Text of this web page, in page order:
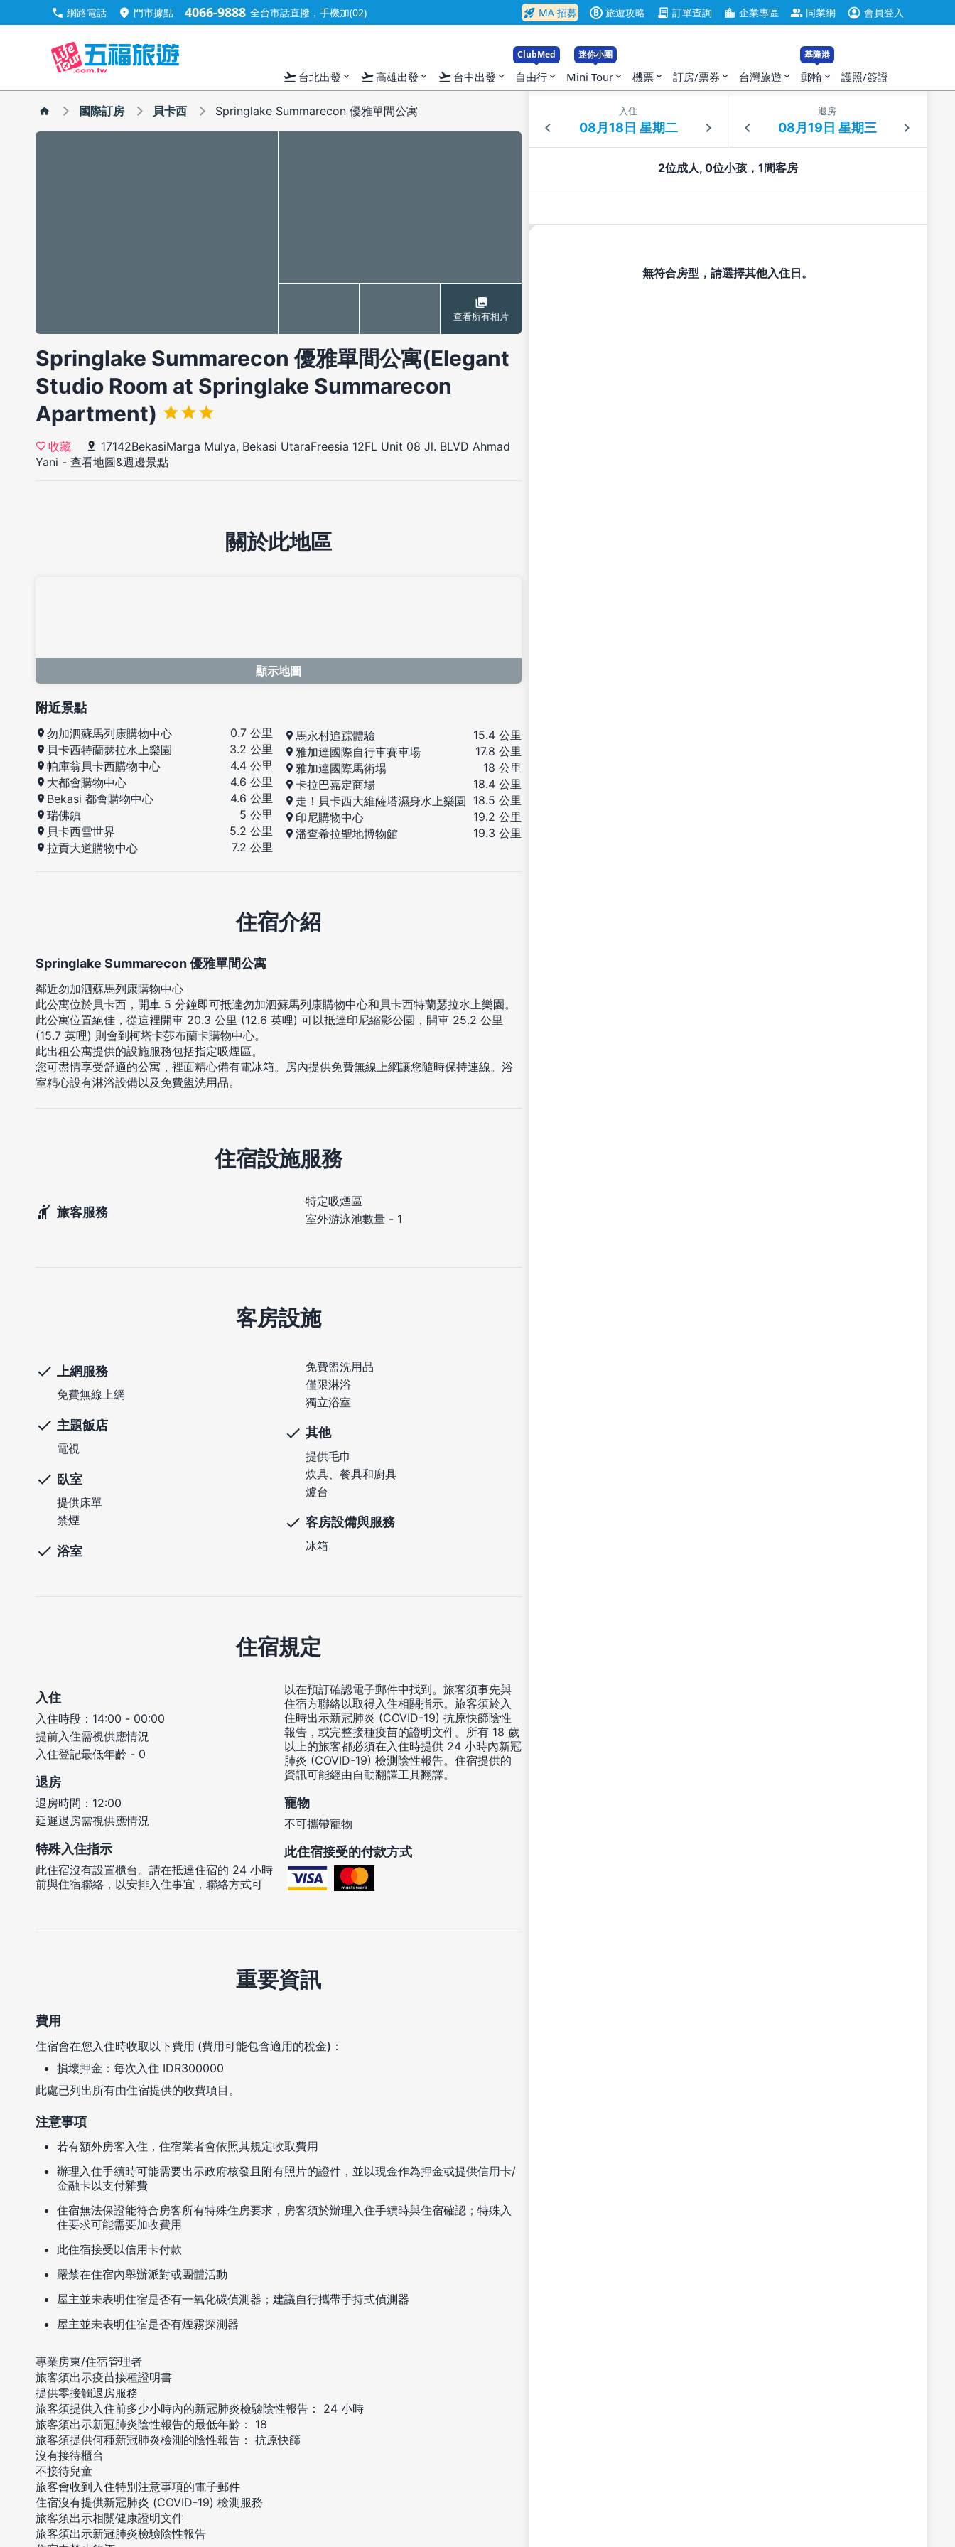
call 網路電話 location_on 門市據點 4066-9888 全台市話直撥，手機加(02) rocket_launch MA 招募 B 旅遊攻略 contract 訂單查詢 location_city 企業專區 group 同業網 account_circle 會員登入
flight_takeoff 台北出發 expand_more flight_takeoff高雄出發 expand_more flight_takeoff 台中出發 expand_more
ClubMed
自由行 expand_more
迷你小團
Mini Tour expand_more 機票 expand_more 訂房/票券 expand_more 台灣旅遊 expand_more
基隆港
郵輪 expand_more 護照/簽證
國際訂房 貝卡西 Springlake Summarecon 優雅單間公寓
查看所有相片
Springlake Summarecon 優雅單間公寓(Elegant
Studio Room at Springlake Summarecon
Apartment)
收藏
17142BekasiMarga Mulya, Bekasi UtaraFreesia 12FL Unit 08 Jl. BLVD Ahmad
Yani - 查看地圖&週邊景點
入住 退房
2位成人, 0位小孩，1間客房
無符合房型，請選擇其他入住日。
關於此地區
顯示地圖
附近景點
勿加泗蘇馬列康購物中心
0.7 公里
貝卡西特蘭瑟拉水上樂園
3.2 公里
帕庫翁貝卡西購物中心
4.4 公里
大都會購物中心
4.6 公里
Bekasi 都會購物中心
4.6 公里
瑞佛鎮
5 公里
貝卡西雪世界
5.2 公里
拉貢大道購物中心
7.2 公里
馬永村追踪體驗
15.4 公里
雅加達國際自行車賽車場
17.8 公里
雅加達國際馬術場
18 公里
卡拉巴嘉定商場
18.4 公里
走！貝卡西大維薩塔濕身水上樂園 18.5 公里
印尼購物中心
19.2 公里
潘查希拉聖地博物館
19.3 公里
住宿介紹
Springlake Summarecon 優雅單間公寓
鄰近勿加泗蘇馬列康購物中心
此公寓位於貝卡西，開車 5 分鐘即可抵達勿加泗蘇馬列康購物中心和貝卡西特蘭瑟拉水上樂園。
此公寓位置絕佳，從這裡開車 20.3 公里 (12.6 英哩) 可以抵達印尼縮影公園，開車 25.2 公里
(15.7 英哩) 則會到柯塔卡莎布蘭卡購物中心。
此出租公寓提供的設施服務包括指定吸煙區。
您可盡情享受舒適的公寓，裡面精心備有電冰箱。房內提供免費無線上網讓您隨時保持連線。浴
室精心設有淋浴設備以及免費盥洗用品。
住宿設施服務
旅客服務
特定吸煙區
室外游泳池數量 - 1
客房設施
上網服務
免費無線上網
主題飯店
電視
臥室
提供床單
禁煙
浴室
免費盥洗用品
僅限淋浴
獨立浴室
其他
提供毛巾
炊具、餐具和廚具
爐台
客房設備與服務
冰箱
住宿規定
入住
入住時段：14:00 - 00:00
提前入住需視供應情況
入住登記最低年齡 - 0
退房
退房時間：12:00
延遲退房需視供應情況
特殊入住指示
此住宿沒有設置櫃台。請在抵達住宿的 24 小時
前與住宿聯絡，以安排入住事宜，聯絡方式可
以在預訂確認電子郵件中找到。旅客須事先與
住宿方聯絡以取得入住相關指示。旅客須於入
住時出示新冠肺炎 (COVID-19) 抗原快篩陰性
報告，或完整接種疫苗的證明文件。所有 18 歲
以上的旅客都必須在入住時提供 24 小時內新冠
肺炎 (COVID-19) 檢測陰性報告。住宿提供的
資訊可能經由自動翻譯工具翻譯。
寵物
不可攜帶寵物
此住宿接受的付款方式
重要資訊
費用
住宿會在您入住時收取以下費用 (費用可能包含適用的稅金)：
損壞押金：每次入住 IDR300000
此處已列出所有由住宿提供的收費項目。
注意事項
若有額外房客入住，住宿業者會依照其規定收取費用
辦理入住手續時可能需要出示政府核發且附有照片的證件，並以現金作為押金或提供信用卡/
金融卡以支付雜費
住宿無法保證能符合房客所有特殊住房要求，房客須於辦理入住手續時與住宿確認；特殊入
住要求可能需要加收費用
此住宿接受以信用卡付款
嚴禁在住宿內舉辦派對或團體活動
屋主並未表明住宿是否有一氧化碳偵測器；建議自行攜帶手持式偵測器
屋主並未表明住宿是否有煙霧探測器
專業房東/住宿管理者
旅客須出示疫苗接種證明書
提供零接觸退房服務
旅客須提供入住前多少小時內的新冠肺炎檢驗陰性報告： 24 小時
旅客須出示新冠肺炎陰性報告的最低年齡： 18
旅客須提供何種新冠肺炎檢測的陰性報告： 抗原快篩
沒有接待櫃台
不接待兒童
旅客會收到入住特別注意事項的電子郵件
住宿沒有提供新冠肺炎 (COVID-19) 檢測服務
旅客須出示相關健康證明文件
旅客須出示新冠肺炎檢驗陰性報告